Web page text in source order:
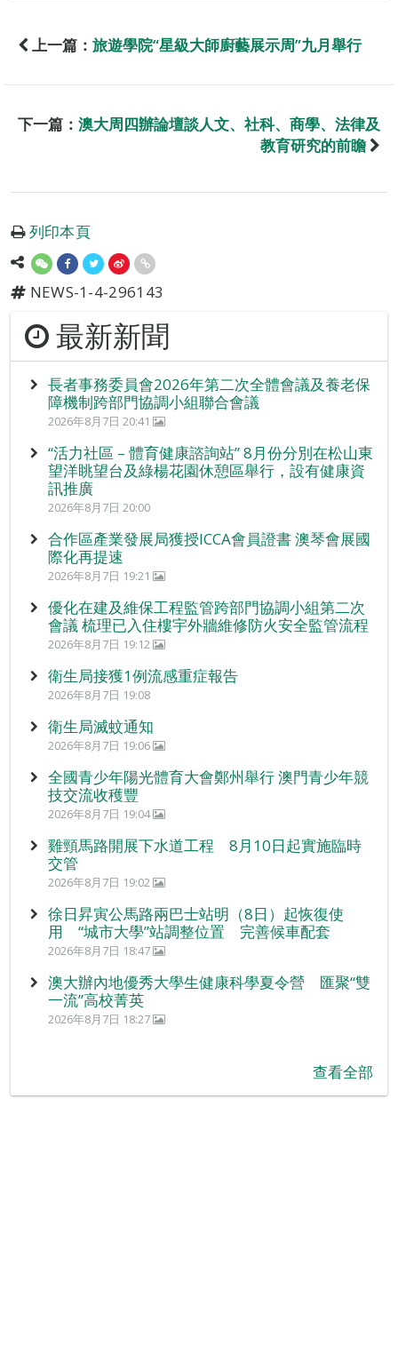
上一篇： 旅遊學院“星級大師廚藝展示周”九月舉行
下一篇： 澳大周四辦論壇談人文、社科、商學、法律及
教育研究的前瞻
列印本頁
NEWS-1-4-296143
最新新聞
長者事務委員會2026年第二次全體會議及養老保
障機制跨部門協調小組聯合會議
2026年8月7日 20:41
“活力社區 – 體育健康諮詢站” 8月份分別在松山東
望洋眺望台及綠楊花園休憩區舉行，設有健康資
訊推廣
2026年8月7日 20:00
合作區產業發展局獲授ICCA會員證書 澳琴會展國
際化再提速
2026年8月7日 19:21
優化在建及維保工程監管跨部門協調小組第二次
會議 梳理已入住樓宇外牆維修防火安全監管流程
2026年8月7日 19:12
衛生局接獲1例流感重症報告
2026年8月7日 19:08
衛生局滅蚊通知
2026年8月7日 19:06
全國青少年陽光體育大會鄭州舉行 澳門青少年競
技交流收穫豐
2026年8月7日 19:04
雞頸馬路開展下水道工程 8月10日起實施臨時
交管
2026年8月7日 19:02
徐日昇寅公馬路兩巴士站明（8日）起恢復使
用 “城市大學”站調整位置 完善候車配套
2026年8月7日 18:47
澳大辦內地優秀大學生健康科學夏令營 匯聚“雙
一流”高校菁英
2026年8月7日 18:27
查看全部